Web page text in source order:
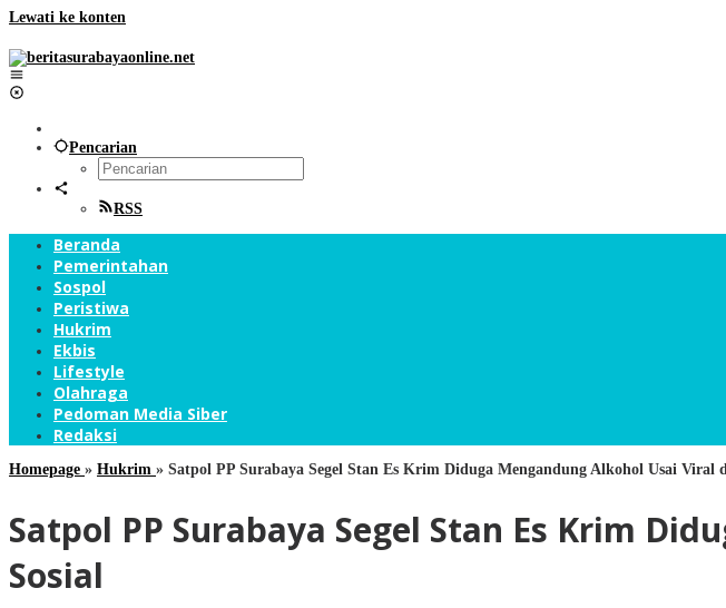
Lewati ke konten
Pencarian
RSS
Beranda
Pemerintahan
Sospol
Peristiwa
Hukrim
Ekbis
Lifestyle
Olahraga
Pedoman Media Siber
Redaksi
Homepage » Hukrim » Satpol PP Surabaya Segel Stan Es Krim Diduga Mengandung Alkohol Usai Viral
Satpol PP Surabaya Segel Stan Es Krim
Sosial